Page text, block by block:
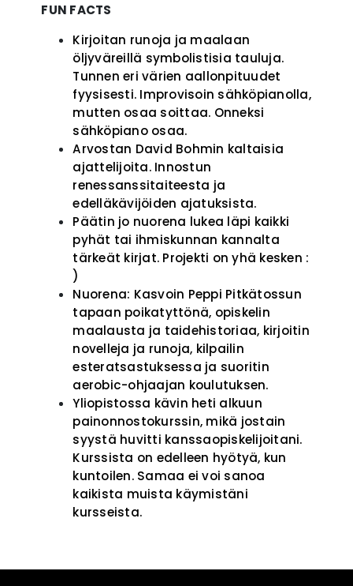
FUN FACTS
Kirjoitan runoja ja maalaan
öljyväreillä symbolistisia tauluja.
Tunnen eri värien aallonpituudet
fyysisesti. Improvisoin sähköpianolla,
mutten osaa soittaa. Onneksi
sähköpiano osaa.
Arvostan David Bohmin kaltaisia
ajattelijoita. Innostun
renessanssitaiteesta ja
edelläkävijöiden ajatuksista.
Päätin jo nuorena lukea läpi kaikki
pyhät tai ihmiskunnan kannalta
tärkeät kirjat. Projekti on yhä kesken :
)
Nuorena: Kasvoin Peppi Pitkätossun
tapaan poikatyttönä, opiskelin
maalausta ja taidehistoriaa, kirjoitin
novelleja ja runoja, kilpailin
esteratsastuksessa ja suoritin
aerobic-ohjaajan koulutuksen.
Yliopistossa kävin heti alkuun
painonnostokurssin, mikä jostain
syystä huvitti kanssaopiskelijoitani.
Kurssista on edelleen hyötyä, kun
kuntoilen. Samaa ei voi sanoa
kaikista muista käymistäni
kursseista.